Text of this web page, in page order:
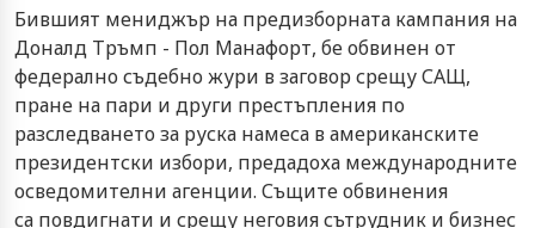
Бившият мениджър на предизборната кампания на
Доналд Тръмп - Пол Манафорт, бе обвинен от
федерално съдебно жури в заговор срещу САЩ,
пране на пари и други престъпления по
разследването за руска намеса в американските
президентски избори, предадоха международните
осведомителни агенции. Същите обвинения
са повдигнати и срещу неговия сътрудник и бизнес